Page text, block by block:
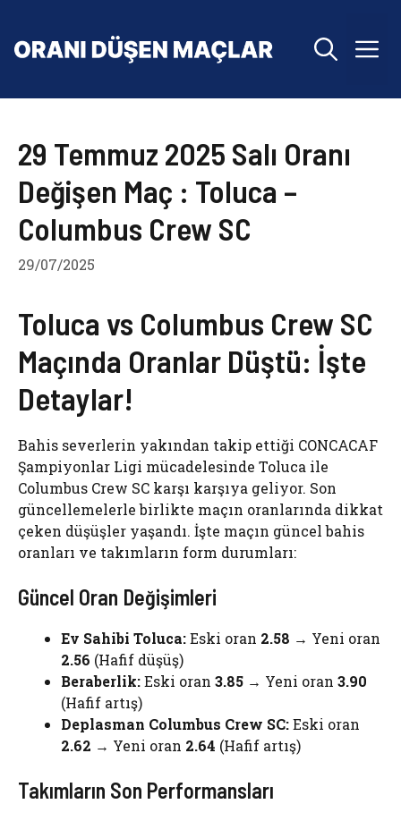
29 Temmuz 2025 Salı Oranı
Değişen Maç : Toluca –
Columbus Crew SC
29/07/2025
Toluca vs Columbus Crew SC
Maçında Oranlar Düştü: İşte
Detaylar!
Bahis severlerin yakından takip ettiği CONCACAF
Şampiyonlar Ligi mücadelesinde Toluca ile
Columbus Crew SC karşı karşıya geliyor. Son
güncellemelerle birlikte maçın oranlarında dikkat
çeken düşüşler yaşandı. İşte maçın güncel bahis
oranları ve takımların form durumları:
Güncel Oran Değişimleri
Ev Sahibi Toluca:Eski oran 2.58 → Yeni oran
2.56 (Hafif düşüş)
Beraberlik:Eski oran 3.85 → Yeni oran 3.90
(Hafif artış)
Deplasman Columbus Crew SC:Eski oran
2.62 → Yeni oran 2.64 (Hafif artış)
Takımların Son Performansları